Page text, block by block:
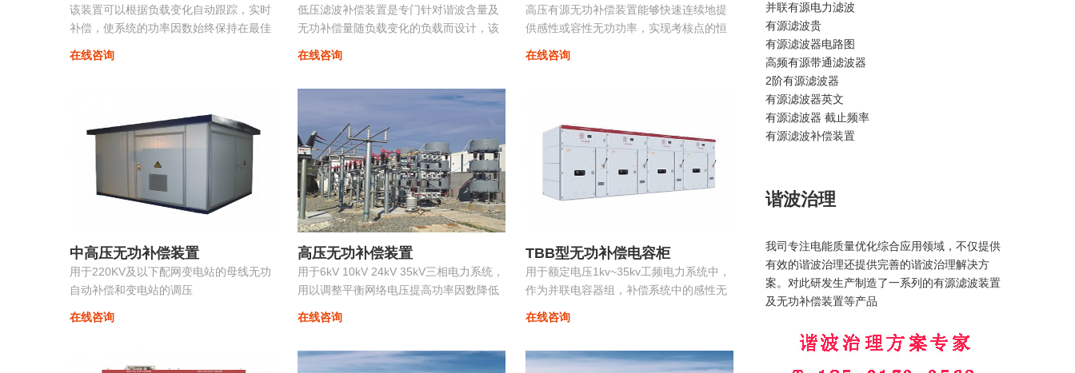
该装置可以根据负载变化自动跟踪，实时
补偿，使系统的功率因数始终保持在最佳
点，同时采用模块化系列，可以进行自由
组合，组装维护极为方便且可以进行随意
在线咨询
低压滤波补偿装置是专门针对谐波含量及
无功补偿量随负载变化的负载而设计，该
装置根据负载变化自动跟踪，实时控制各
滤波支路的投切，在滤除谐波电流的同
在线咨询
高压有源无功补偿装置能够快速连续地提
供感性或容性无功功率，实现考核点的恒
定无功、恒定功率因数等，保障电力系统
稳定、高效、优质地运行。在配电网中将
电压波动、抑制谐波污染等并显著改善电
在线咨询
中高压无功补偿装置
用于220KV及以下配网变电站的母线无功
自动补偿和变电站的调压
在线咨询
高压无功补偿装置
用于6kV 10kV 24kV 35kV三相电力系统，
用以调整平衡网络电压提高功率因数降低
损耗提高供电质量。
在线咨询
TBB型无功补偿电容柜
用于额定电压1kv~35kv工频电力系统中，
作为并联电容器组，补偿系统中的感性无
功，用以提高电网功率因数，改善配电电
压质量
在线咨询
并联有源电力滤波
有源滤波贵
有源滤波器电路图
高频有源带通滤波器
2阶有源滤波器
有源滤波器英文
有源滤波器 截止频率
有源滤波补偿装置
谐波治理
我司专注电能质量优化综合应用领域，不仅提供
有效的谐波治理还提供完善的谐波治理解决方
案。对此研发生产制造了一系列的有源滤波装置
及无功补偿装置等产品